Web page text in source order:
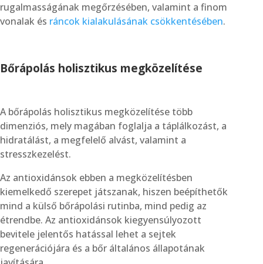
rugalmasságának megőrzésében, valamint a finom
vonalak és ráncok kialakulásának csökkentésében.
Bőrápolás holisztikus megközelítése
A bőrápolás holisztikus megközelítése több
dimenziós, mely magában foglalja a táplálkozást, a
hidratálást, a megfelelő alvást, valamint a
stresszkezelést.
Az antioxidánsok ebben a megközelítésben
kiemelkedő szerepet játszanak, hiszen beépíthetők
mind a külső bőrápolási rutinba, mind pedig az
étrendbe. Az antioxidánsok kiegyensúlyozott
bevitele jelentős hatással lehet a sejtek
regenerációjára és a bőr általános állapotának